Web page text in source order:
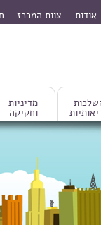
אודות צוות המרכז
מדיניות
וחקיקה